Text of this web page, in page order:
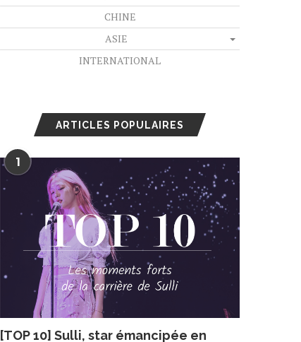
CHINE
ASIE
INTERNATIONAL
ARTICLES POPULAIRES
1
[TOP 10] Sulli, star émancipée en